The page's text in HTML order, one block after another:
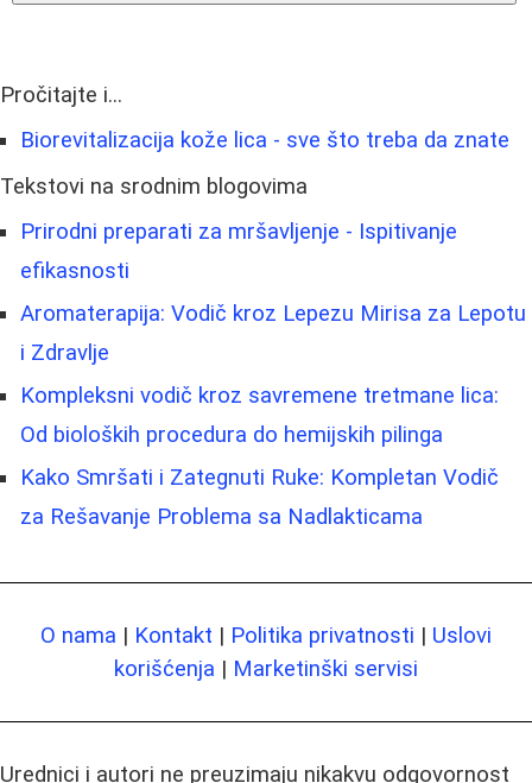
Pročitajte i...
Biorevitalizacija kože lica - sve što treba da znate
Tekstovi na srodnim blogovima
Prirodni preparati za mršavljenje - Ispitivanje
efikasnosti
Aromaterapija: Vodič kroz Lepezu Mirisa za Lepotu
i Zdravlje
Kompleksni vodič kroz savremene tretmane lica:
Od bioloških procedura do hemijskih pilinga
Kako Smršati i Zategnuti Ruke: Kompletan Vodič
za Rešavanje Problema sa Nadlakticama
O nama | Kontakt | Politika privatnosti | Uslovi
korišćenja | Marketinški servisi
Urednici i autori ne preuzimaju nikakvu odgovornost